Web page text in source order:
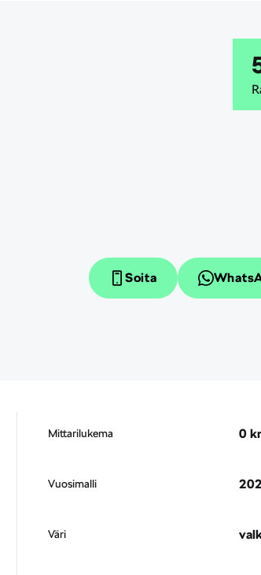
Soita
Mittarilukema 0
Vuosimalli
Väri